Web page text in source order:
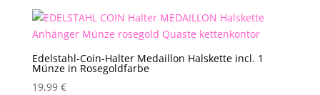
Edelstahl-Coin-Halter Medaillon Halskette incl. 1
Münze in Rosegoldfarbe
19,99 €